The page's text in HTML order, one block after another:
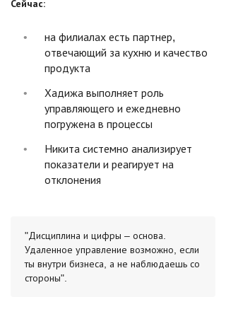
Сейчас:
на филиалах есть партнер,
отвечающий за кухню и качество
продукта
Хадижа выполняет роль
управляющего и ежедневно
погружена в процессы
Никита системно анализирует
показатели и реагирует на
отклонения
"Дисциплина и цифры – основа.
Удаленное управление возможно, если
ты внутри бизнеса, а не наблюдаешь со
стороны".